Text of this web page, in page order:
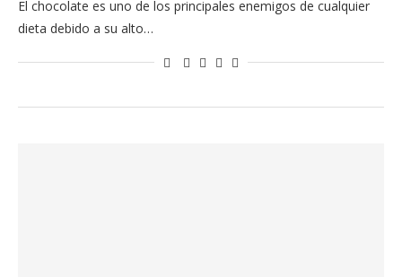
El chocolate es uno de los principales enemigos de cualquier
dieta debido a su alto…